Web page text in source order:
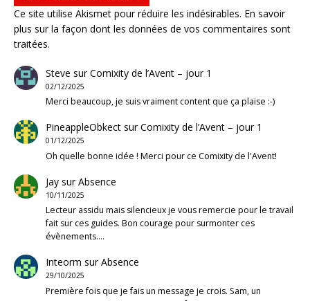
Ce site utilise Akismet pour réduire les indésirables. En savoir
plus sur la façon dont les données de vos commentaires sont
traitées.
Steve surComixity de l’Avent – jour 1
02/12/2025
Merci beaucoup, je suis vraiment content que ça plaise :-)
PineappleObkectsurComixity de l’Avent – jour 1
01/12/2025
Oh quelle bonne idée ! Merci pour ce Comixity de l'Avent!
JaysurAbsence
10/11/2025
Lecteur assidu mais silencieux je vous remercie pour le travail
fait sur ces guides. Bon courage pour surmonter ces
évènements.…
Inteorm surAbsence
29/10/2025
Première fois que je fais un message je crois. Sam, un